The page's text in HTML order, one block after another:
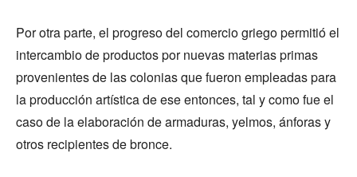
Por otra parte, el progreso del comercio griego permitió el
intercambio de productos por nuevas materias primas
provenientes de las colonias que fueron empleadas para
la producción artística de ese entonces, tal y como fue el
caso de la elaboración de armaduras, yelmos, ánforas y
otros recipientes de bronce.